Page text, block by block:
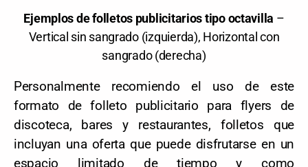
Ejemplos de folletos publicitarios tipo octavilla –
Vertical sin sangrado (izquierda), Horizontal con
sangrado (derecha)
Personalmente recomiendo el uso de este
formato de folleto publicitario para flyers de
discoteca, bares y restaurantes, folletos que
incluyan una oferta que puede disfrutarse en un
espacio limitado de tiempo y como